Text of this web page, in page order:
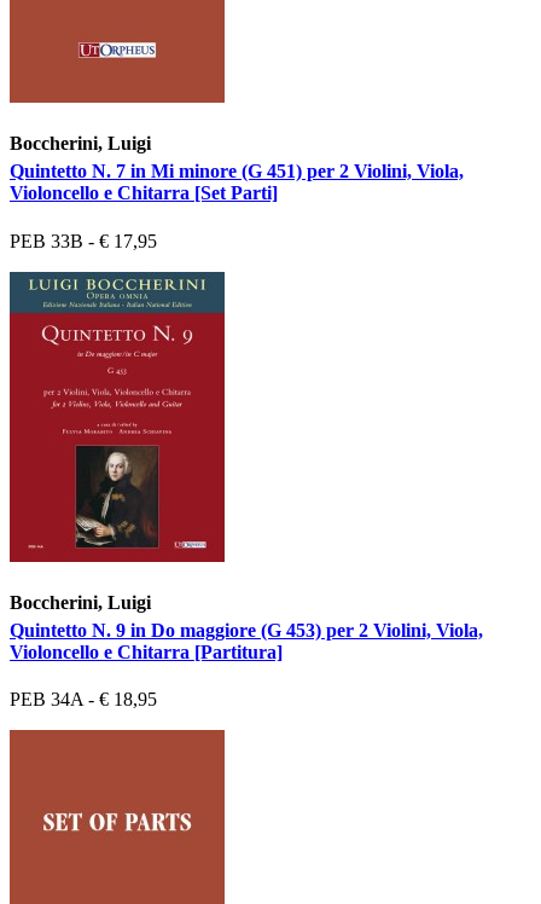
Boccherini, Luigi
Quintetto N. 7 in Mi minore (G 451) per 2 Violini, Viola,
Violoncello e Chitarra [Set Parti]
PEB 33B - € 17,95
Boccherini, Luigi
Quintetto N. 9 in Do maggiore (G 453) per 2 Violini, Viola,
Violoncello e Chitarra [Partitura]
PEB 34A - € 18,95